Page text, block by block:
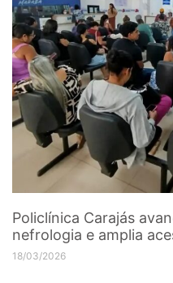
Policlínica Carajás
nefrologia e amplia
18/03/2026